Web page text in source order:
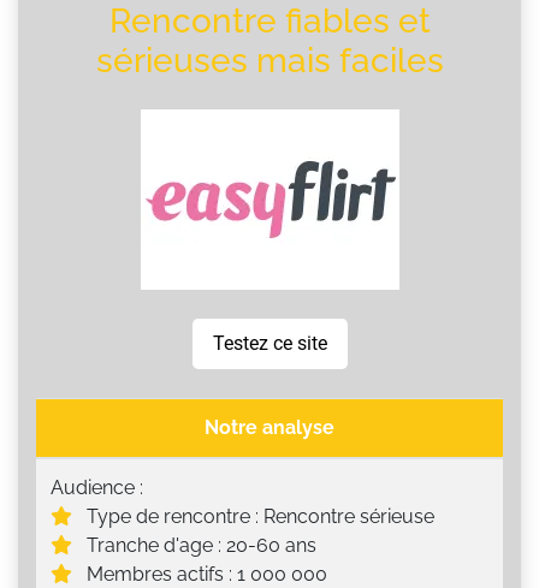
Rencontre fiables et
sérieuses mais faciles
Testez ce site
Notre analyse
Audience :
Type de rencontre : Rencontre sérieuse
Tranche d'age : 20-60 ans
Membres actifs : 1 000 000